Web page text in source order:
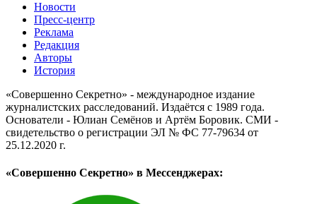
Новости
Пресс-центр
Реклама
Редакция
Авторы
История
«Совершенно Секретно» - международное издание
журналистских расследований. Издаётся с 1989 года.
Основатели - Юлиан Семёнов и Артём Боровик. CМИ -
свидетельство о регистрации ЭЛ № ФС 77-79634 от
25.12.2020 г.
«Совершенно Секретно» в Мессенджерах: